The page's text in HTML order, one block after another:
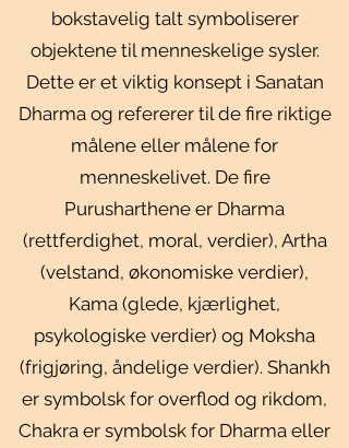
bokstavelig talt symboliserer
objektene til menneskelige sysler.
Dette er et viktig konsept i Sanatan
Dharma og refererer til de fire riktige
målene eller målene for
menneskelivet. De fire
Purusharthene er Dharma
(rettferdighet, moral, verdier), Artha
(velstand, økonomiske verdier),
Kama (glede, kjærlighet,
psykologiske verdier) og Moksha
(frigjøring, åndelige verdier). Shankh
er symbolsk for overflod og rikdom,
Chakra er symbolsk for Dharma eller